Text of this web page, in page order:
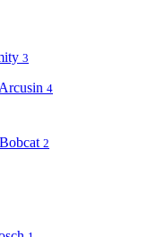
3
Arcusin 4
Bobcat 2